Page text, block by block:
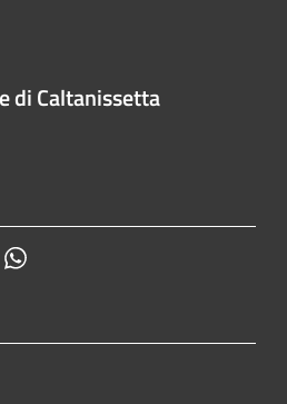
di Caltanissetta